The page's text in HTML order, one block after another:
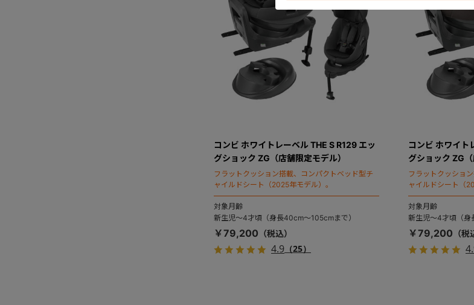
コンビ ホワイトレーベル THE S R129 エッ
グショック ZG（店舗限定モデル）
フラットクッション搭載、コンパクトベッド型チ
ャイルドシート（2025年モデル）。
対象月齢
新生児～4才頃（身長40cm～105cmまで）
￥79,200
4.9 （25）
コンビ ホワイト
グショック ZG（
フラットクッショ
ャイルドシート（
対象月齢
新生児～4才頃（身
￥79,200